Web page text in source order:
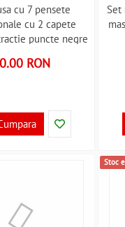
cu 7 pensete
cu 2 capete
puncte negre
RON
Set
Stoc